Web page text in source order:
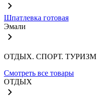
Шпатлевка готовая
Эмали
ОТДЫХ. СПОРТ. ТУРИЗМ
Смотреть все товары
ОТДЫХ